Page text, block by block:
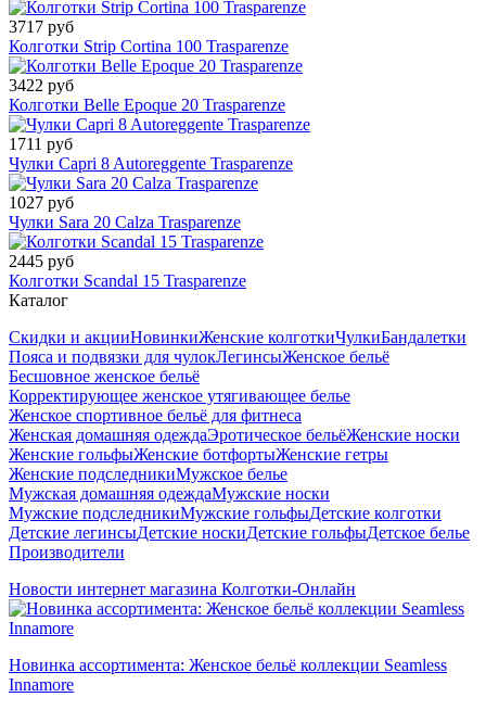
3717 руб
Колготки Strip Cortina 100 Trasparenze
3422 руб
Колготки Belle Epoque 20 Trasparenze
1711 руб
Чулки Capri 8 Autoreggente Trasparenze
1027 руб
Чулки Sara 20 Calza Trasparenze
2445 руб
Колготки Scandal 15 Trasparenze
Каталог
Скидки и акцииНовинкиЖенские колготкиЧулкиБандалетки
Пояса и подвязки для чулокЛегинсыЖенское бельё
Бесшовное женское бельё
Корректирующее женское утягивающее белье
Женское спортивное бельё для фитнеса
Женская домашняя одеждаЭротическое бельёЖенские носки
Женские гольфыЖенские ботфортыЖенские гетры
Женские подследникиМужское белье
Мужская домашняя одеждаМужские носки
Мужские подследникиМужские гольфыДетские колготки
Детские легинсыДетские носкиДетские гольфыДетское белье
Производители
Новости интернет магазина Колготки-Онлайн
Новинка ассортимента: Женское бельё коллекции Seamless
Innamore